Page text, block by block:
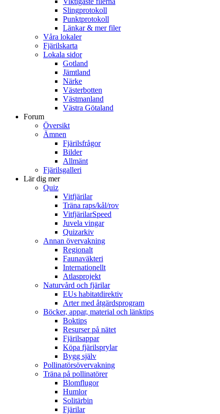
Slingprotokoll
Punktprotokoll
Länkar & mer filer
Våra lokaler
Fjärilskarta
Lokala sidor
Gotland
Jämtland
Närke
Västerbotten
Västmanland
Västra Götaland
Forum
Översikt
Ämnen
Fjärilsfrågor
Bilder
Allmänt
Fjärilsgalleri
Lär dig mer
Quiz
Vitfjärilar
Träna raps/kål/rov
VitfjärilarSpeed
Juvela vingar
Quizarkiv
Annan övervakning
Regionalt
Faunaväkteri
Internationellt
Atlasprojekt
Naturvård och fjärilar
EUs habitatdirektiv
Arter med åtgärdsprogram
Böcker, appar, material och länktips
Boktips
Resurser på nätet
Fjärilsappar
Köpa fjärilsprylar
Bygg själv
Pollinatörsövervakning
Träna på pollinatörer
Blomflugor
Humlor
Solitärbin
Fjärilar